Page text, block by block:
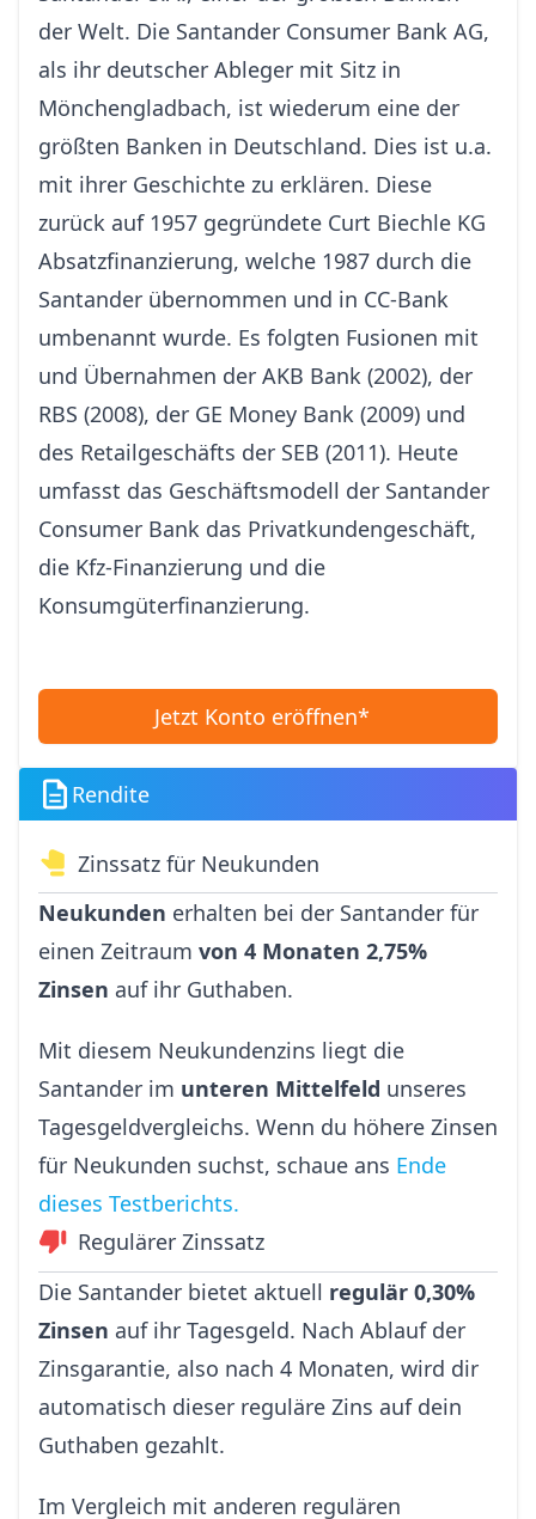
der Welt. Die Santander Consumer Bank AG,
als ihr deutscher Ableger mit Sitz in
Mönchengladbach, ist wiederum eine der
größten Banken in Deutschland. Dies ist u.a.
mit ihrer Geschichte zu erklären. Diese
zurück auf 1957 gegründete Curt Biechle KG
Absatzfinanzierung, welche 1987 durch die
Santander übernommen und in CC-Bank
umbenannt wurde. Es folgten Fusionen mit
und Übernahmen der AKB Bank (2002), der
RBS (2008), der GE Money Bank (2009) und
des Retailgeschäfts der SEB (2011). Heute
umfasst das Geschäftsmodell der Santander
Consumer Bank das Privatkundengeschäft,
die Kfz-Finanzierung und die
Konsumgüterfinanzierung.
Jetzt Konto eröffnen*
Rendite
Zinssatz für Neukunden
Neukunden erhalten bei der Santander für
einen Zeitraum von 4 Monaten 2,75%
Zinsen auf ihr Guthaben.
Mit diesem Neukundenzins liegt die
Santander im unteren Mittelfeld unseres
Tagesgeldvergleichs. Wenn du höhere Zinsen
für Neukunden suchst, schaue ans Ende
dieses Testberichts.
Regulärer Zinssatz
Die Santander bietet aktuell regulär 0,30%
Zinsen auf ihr Tagesgeld. Nach Ablauf der
Zinsgarantie, also nach 4 Monaten, wird dir
automatisch dieser reguläre Zins auf dein
Guthaben gezahlt.
Im Vergleich mit anderen regulären